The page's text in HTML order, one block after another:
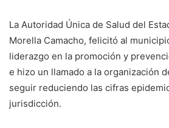
La Autoridad Única de Salud del
Morella Camacho, felicitó al
liderazgo en la promoción y
e hizo un llamado a la organización
seguir reduciendo las cifras
jurisdicción.